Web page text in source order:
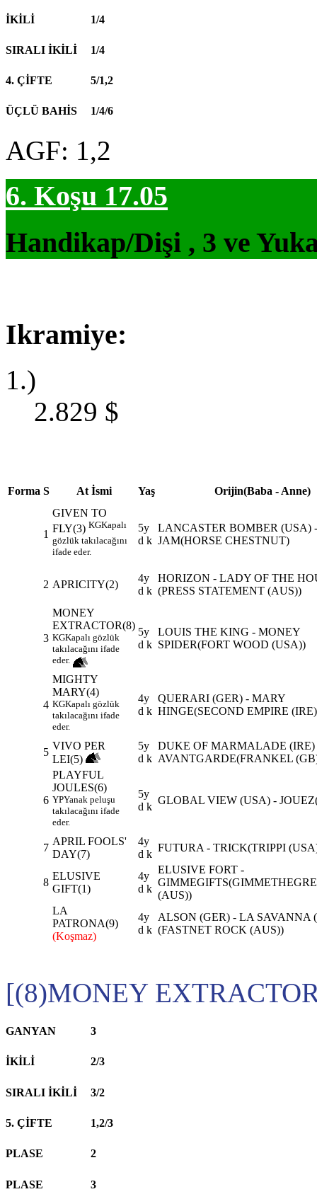
İKİLİ 1/4
SIRALI İKİLİ 1/4
4. ÇİFTE 5/1,2
ÜÇLÜ BAHİS 1/4/6
AGF: 1,2
6. Koşu 17.05
Handikap/Dişi , 3 ve
Ikramiye:
1.)
2.829 $
Forma S At İsmi Yaş Orijin(Baba - Anne)
1
GIVEN TO
FLY(3) KGKapalı
gözlük takılacağını
ifade eder.
5y
d k
LANCASTER BOMBER (USA)
JAM(HORSE CHESTNUT)
2 APRICITY(2)
4y
d k
HORIZON - LADY OF THE
(PRESS STATEMENT (AUS))
3
MONEY
EXTRACTOR(8)
KGKapalı gözlük
takılacağını ifade
eder.
5y
d k
LOUIS THE KING - MONEY
SPIDER(FORT WOOD (USA))
4
MIGHTY
MARY(4)
KGKapalı gözlük
takılacağını ifade
eder.
4y
d k
QUERARI (GER) - MARY
HINGE(SECOND EMPIRE
5
VIVO PER
LEI(5)
5y
d k
DUKE OF MARMALADE (IRE)
AVANTGARDE(FRANKEL
6
PLAYFUL
JOULES(6)
YPYanak peluşu
takılacağını ifade
eder.
5y
d k
GLOBAL VIEW (USA) -
7
APRIL FOOLS'
DAY(7)
4y
d k
FUTURA - TRICK(TRIPPI
8
ELUSIVE
GIFT(1)
4y
d k
ELUSIVE FORT -
(AUS))
LA
PATRONA(9)
(Koşmaz)
4y
d k
ALSON (GER) - LA SAVANNA
(FASTNET ROCK (AUS))
[(8)MONEY
GANYAN 3
İKİLİ 2/3
SIRALI İKİLİ 3/2
5. ÇİFTE 1,2/3
PLASE 2
PLASE 3